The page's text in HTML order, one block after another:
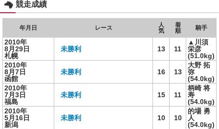
競走成績
年月日 レース
人
気
着
順
騎手
2010年
8月29日
札幌
未勝利 13 11
▲川須
栄彦
(51.0kg)
2010年
8月7日
函館
未勝利 16 13
大野 拓
弥
(54.0kg)
2010年
7月3日
福島
未勝利 15 11
柄崎 将
寿
(54.0kg)
2010年
5月16日
新潟
未勝利 10 10
的場 勇
人
(54.0kg)